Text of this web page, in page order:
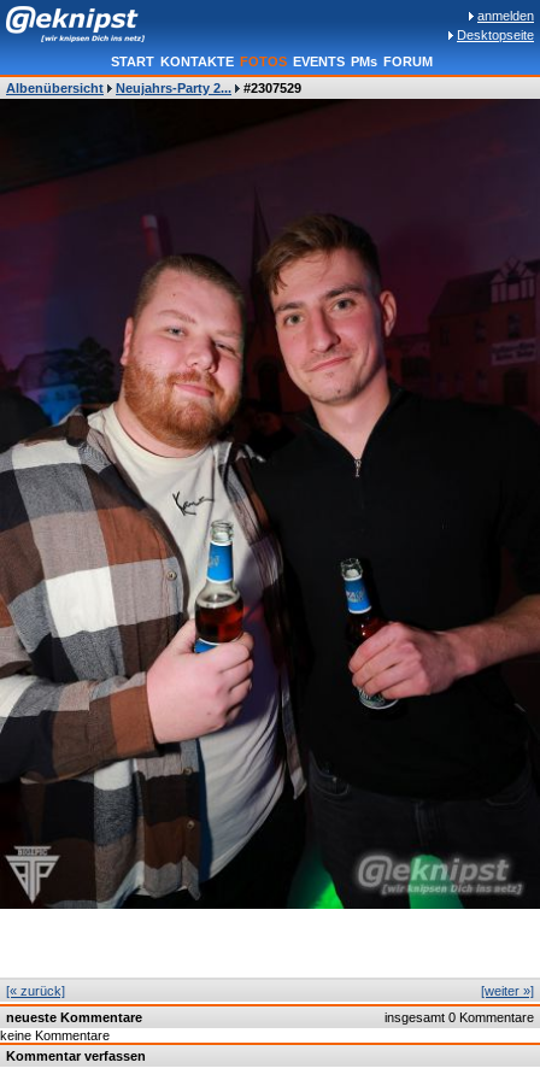
anmelden
Desktopseite
START KONTAKTE FOTOS EVENTS PMs FORUM
Albenübersicht
Neujahrs-Party 2... #2307529
[weiter »]
[« zurück]
insgesamt 0 Kommentare
neueste Kommentare
keine Kommentare
Kommentar verfassen